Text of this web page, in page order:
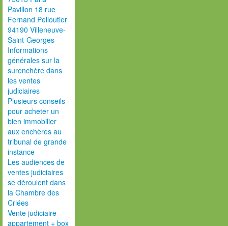
Pavillon 18 rue
Fernand Pelloutier
94190 Villeneuve-
Saint-Georges
Informations
générales sur la
surenchère dans
les ventes
judiciaires
Plusieurs conseils
pour acheter un
bien immobilier
aux enchères au
tribunal de grande
instance
Les audiences de
ventes judiciaires
se déroulent dans
la Chambre des
Criées
Vente judiciaire
appartement + box